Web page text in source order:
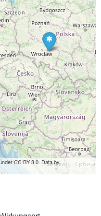
CC BY 3.0. Data by